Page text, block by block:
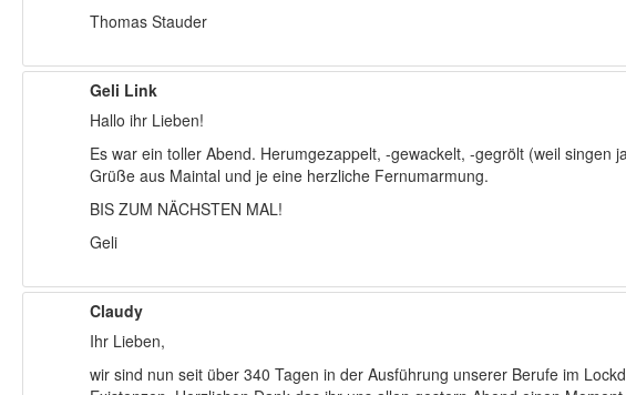
Thomas Stauder
Geli Link
Hallo ihr Lieben!
Es war ein toller Abend. Herumgezappelt, -gewackelt, -gegrölt (weil
Grüße aus Maintal und je eine herzliche Fernumarmung.
BIS ZUM NÄCHSTEN MAL!
Geli
Claudy
Ihr Lieben,
wir sind nun seit über 340 Tagen in der Ausführung unserer Berufe im